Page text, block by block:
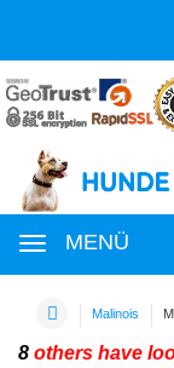
MENÜ
Malinois
8 others have